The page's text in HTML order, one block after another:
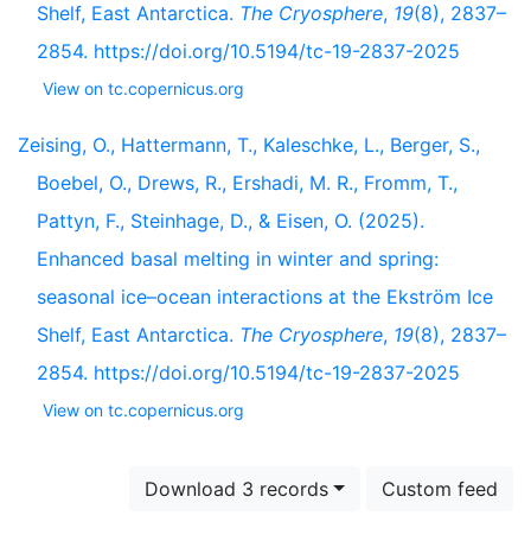
Shelf, East Antarctica. The Cryosphere, 19(8), 2837–
2854. https://doi.org/10.5194/tc-19-2837-2025
View on tc.copernicus.org
Zeising, O., Hattermann, T., Kaleschke, L., Berger, S.,
Boebel, O., Drews, R., Ershadi, M. R., Fromm, T.,
Pattyn, F., Steinhage, D., & Eisen, O. (2025).
Enhanced basal melting in winter and spring:
seasonal ice–ocean interactions at the Ekström Ice
Shelf, East Antarctica. The Cryosphere, 19(8), 2837–
2854. https://doi.org/10.5194/tc-19-2837-2025
View on tc.copernicus.org
Download 3 records Custom feed